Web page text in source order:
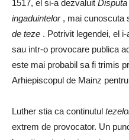
1517, el si-a dezvaluit
ingaduintelor, mai cunoscuta
de teze . Potrivit legendei, el
sau intr-o provocare publica
este mai probabil sa fi trimis
Arhiepiscopul de Mainz
Luther stia ca continutul
extrem de provocator. Un